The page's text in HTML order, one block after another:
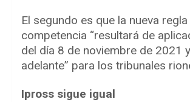
El segundo es que la nueva
competencia “resultará de
del día 8 de noviembre de 2021
adelante” para los tribunales
Ipross sigue igual